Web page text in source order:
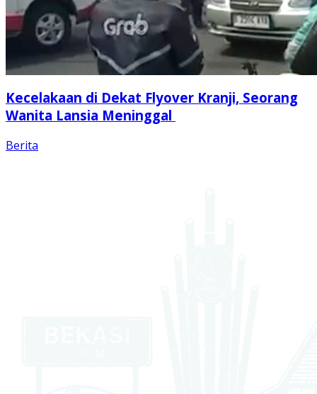
Kecelakaan di Dekat Flyover Kranji, Seorang
Wanita Lansia Meninggal
Berita